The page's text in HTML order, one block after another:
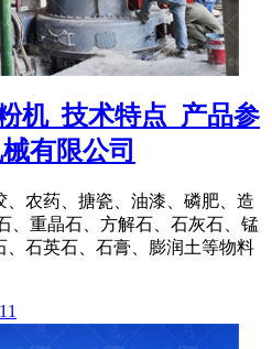
机_技术特点_产品参
有限公司
、农药、搪瓷、油漆、磷肥、造
、重晶石、方解石、石灰石、锰
、石英石、石膏、膨润土等物料